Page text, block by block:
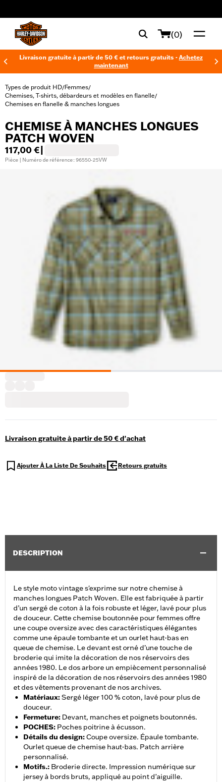
(0)
Livraison gratuite à partir de 50 € et retours gratuits - Achetez
maintenant
Types de produit HD/Femmes/
Chemises, T-shirts, débardeurs et modèles en flanelle/
Chemises en flanelle & manches longues
CHEMISE À MANCHES LONGUES
PATCH WOVEN
117,00 €
Pièce | Numéro de référence : 96550-25VW
Livraison gratuite à partir de 50 € d'achat
Ajouter À La Liste De Souhaits Retours gratuits
DESCRIPTION
Le style moto vintage s'exprime sur notre chemise à
manches longues Patch Woven. Elle est fabriquée à partir
d’un sergé de coton à la fois robuste et léger, lavé pour plus
de douceur. Cette chemise boutonnée pour femmes offre
une coupe oversize avec des caractéristiques élégantes
comme une épaule tombante et un ourlet haut-bas en
queue de chemise. Le devant est orné d’une touche de
broderie qui imite la décoration de nos réservoirs des
années 1980. Le dos arbore un empiècement personnalisé
inspiré de la décoration de nos réservoirs des années 1980
et des vêtements provenant de nos archives.
Matériaux:Sergé léger 100 % coton, lavé pour plus de
douceur.
Fermeture: Devant, manches et poignets boutonnés.
POCHES: Poches poitrine à écusson.
Détails du design:Coupe oversize. Épaule tombante.
Ourlet queue de chemise haut-bas. Patch arrière
personnalisé.
Motifs.: Broderie directe. Impression numérique sur
jersey à bords bruts, appliqué au point d’aiguille.